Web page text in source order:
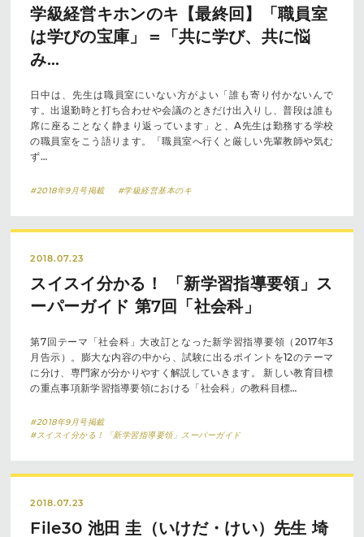
学級経営キホンのキ【最終回】「職員室
は学びの宝庫」＝「共に学び、共に悩
み…
日中は、先生は職員室にいない方がよい「誰も寄り付かないんで
す。出退勤時と打ち合わせや会議のときだけ出入りし、普段は誰も
席に座ることなく静まり返っています」と、A先生は勤務する学校
の職員室をこう語ります。「職員室へ行くと厳しい先輩教師や気む
ず…
#2018年9月号掲載 #学級経営基本のキ
2018.07.23
スイスイ分かる！ 「新学習指導要領」ス
ーパーガイド 第7回「社会科」
第7回テーマ「社会科」大改訂となった新学習指導要領（2017年3
月告示）。膨大な内容の中から、試験に出るポイントを12のテーマ
に分け、専門家が分かりやすく解説していきます。 新しい教育目標
の重点事項新学習指導要領における「社会科」の教科目標…
#2018年9月号掲載
#スイスイ分かる！「新学習指導要領」スーパーガイド
2018.07.23
File30 池田 圭（いけだ・けい）先生 埼